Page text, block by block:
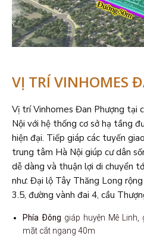
VỊ TRÍ VINHOMES
Vị trí Vinhomes Đan Phượng tại
Nội với hệ thống cơ sở hạ tầng
hiện đại. Tiếp giáp các tuyến
trung tâm Hà Nội giúp cư dân
dễ dàng và thuận lợi di chuyển
như: Đại lộ Tây Thăng Long
3.5, đường vành đai 4, cầu
Phía Đông giáp huyện Mê
mặt cắt ngang 40m